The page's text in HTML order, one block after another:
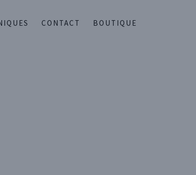
CONTACT BOUTIQUE